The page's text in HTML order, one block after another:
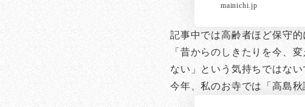
mainichi.jp
記事中では高齢者ほど保守的
「昔からのしきたりを今、
ない」という気持ちではな
今年、私のお寺では「高島